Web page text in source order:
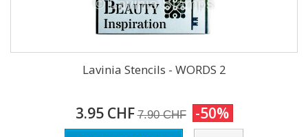
Lavinia Stencils - WORDS 2
3.95 CHF 7.90 CHF -50%